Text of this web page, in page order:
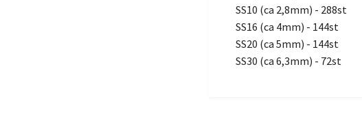
SS10 (ca 2,8mm) - 288st
SS16 (ca 4mm) - 144st
SS20 (ca 5mm) - 144st
SS30 (ca 6,3mm) - 72st